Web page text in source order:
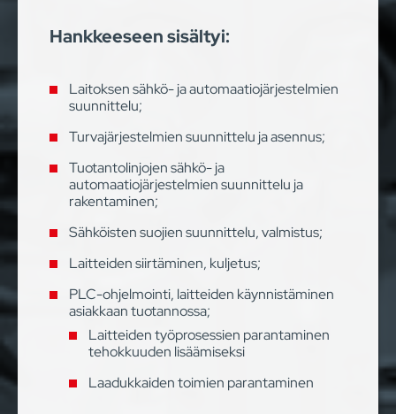
Hankkeeseen sisältyi:
Laitoksen sähkö- ja automaatiojärjestelmien
suunnittelu;
Turvajärjestelmien suunnittelu ja asennus;
Tuotantolinjojen sähkö- ja
automaatiojärjestelmien suunnittelu ja
rakentaminen;
Sähköisten suojien suunnittelu, valmistus;
Laitteiden siirtäminen, kuljetus;
PLC-ohjelmointi, laitteiden käynnistäminen
asiakkaan tuotannossa;
Laitteiden työprosessien parantaminen
tehokkuuden lisäämiseksi
Laadukkaiden toimien parantaminen